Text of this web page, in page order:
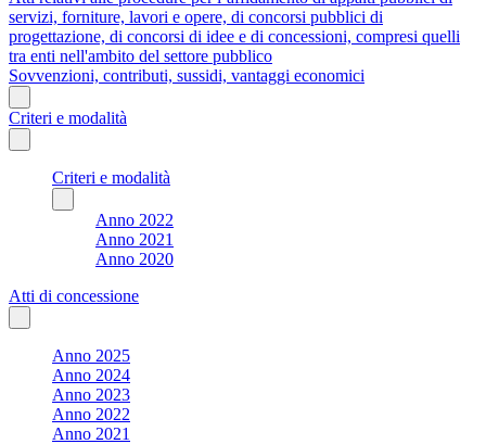
servizi, forniture, lavori e opere, di concorsi pubblici di
progettazione, di concorsi di idee e di concessioni, compresi quelli
tra enti nell'ambito del settore pubblico
Sovvenzioni, contributi, sussidi, vantaggi economici
Criteri e modalità
Criteri e modalità
Anno 2022
Anno 2021
Anno 2020
Atti di concessione
Anno 2025
Anno 2024
Anno 2023
Anno 2022
Anno 2021